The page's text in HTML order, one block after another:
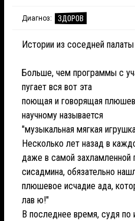
Диагноз: ЗДОРОВ
Истории из соседней палаты
Больше, чем программы с
пугает вся вот эта
поющая и говорящая
научному называется
"музыкальная мягкая
Несколько лет назад в
даже в самой захламленной
сисадмина, обязательно
плюшевое исчадие ада,
лав ю!"
В последнее время, судя